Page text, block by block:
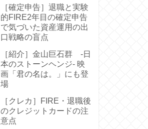
［確定申告］退職と実験
的FIRE2年目の確定申告
で気づいた資産運用の出
口戦略の盲点
［紹介］金山巨石群 -日
本のストーンヘンジ- 映
画「君の名は。」にも登
場
［クレカ］FIRE・退職後
のクレジットカードの注
意点